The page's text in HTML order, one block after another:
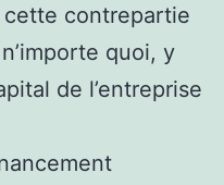
contrepartie
quoi, y
de l’entreprise